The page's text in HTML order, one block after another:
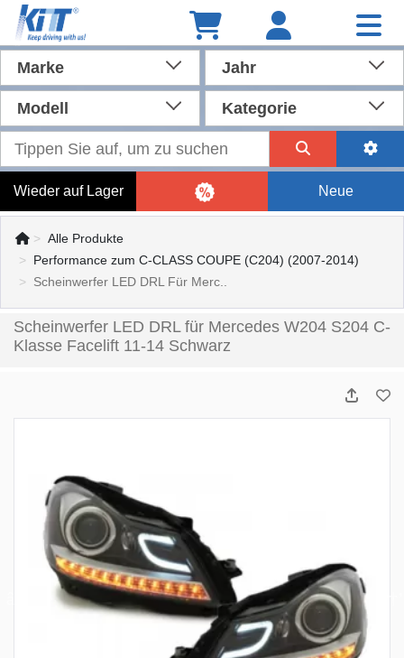
Marke Jahr
Modell Kategorie
Wieder auf Lager Neue
Alle Produkte
Performance zum C-CLASS COUPE (C204) (2007-2014)
Scheinwerfer LED DRL Für Merc..
Scheinwerfer LED DRL für Mercedes W204 S204 C-
Klasse Facelift 11-14 Schwarz